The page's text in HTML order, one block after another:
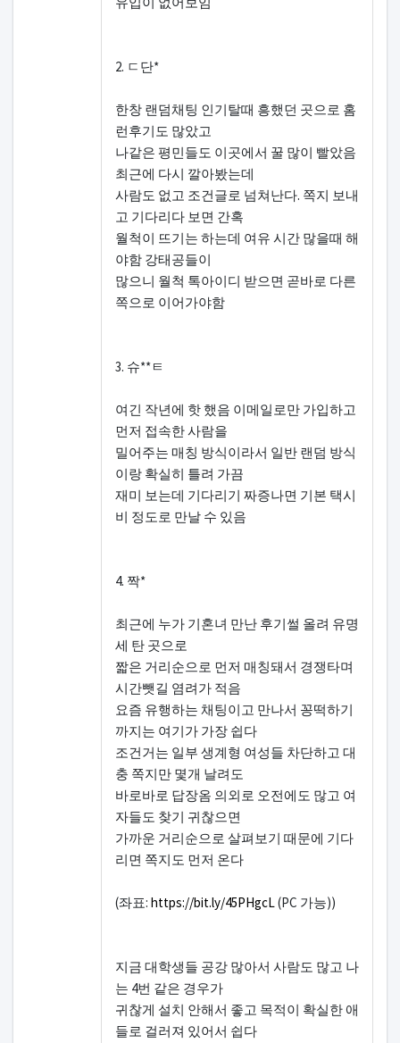
2. ㄷ단*
한창 랜덤채팅 인기탈때 흥했던 곳으로 홈
런후기도 많았고
나같은 평민들도 이곳에서 꿀 많이 빨았음
최근에 다시 깔아봤는데
사람도 없고 조건글로 넘쳐난다. 쪽지 보내
고 기다리다 보면 간혹
월척이 뜨기는 하는데 여유 시간 많을때 해
야함 강태공들이
많으니 월척 톡아이디 받으면 곧바로 다른
쪽으로 이어가야함
3. 슈**ㅌ
여긴 작년에 핫 했음 이메일로만 가입하고
먼저 접속한 사람을
밀어주는 매칭 방식이라서 일반 랜덤 방식
이랑 확실히 틀려 가끔
재미 보는데 기다리기 짜증나면 기본 택시
비 정도로 만날 수 있음
4. 짝*
최근에 누가 기혼녀 만난 후기썰 올려 유명
세 탄 곳으로
짧은 거리순으로 먼저 매칭돼서 경쟁타며
시간뺏길 염려가 적음
요즘 유행하는 채팅이고 만나서 꽁떡하기
까지는 여기가 가장 쉽다
조건거는 일부 생계형 여성들 차단하고 대
충 쪽지만 몇개 날려도
바로바로 답장옴 의외로 오전에도 많고 여
자들도 찾기 귀찮으면
가까운 거리순으로 살펴보기 때문에 기다
리면 쪽지도 먼저 온다
(좌표: https://bit.ly/45PHgcL(PC 가능))
지금 대학생들 공강 많아서 사람도 많고 나
는 4번 같은 경우가
귀찮게 설치 안해서 좋고 목적이 확실한 애
들로 걸러져 있어서 쉽다